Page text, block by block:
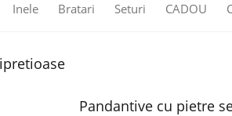
Inele Bratari Seturi CADOU
Pandantive cu pietre